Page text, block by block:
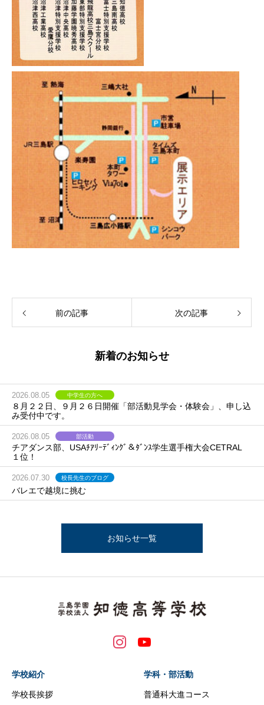
前の記事 次の記事
新着のお知らせ
2026.08.05 中学生の方へ
８月２２日、９月２６日開催「部活動見学会・体験会」、申し込
み受付中です。
2026.08.05 部活動
チアダンス部、USAﾁｱﾘｰﾃﾞｨﾝｸﾞ＆ﾀﾞﾝｽ学生選手権大会CETRAL
１位！
2026.07.30 校長先生のブログ
バレエで越境に挑む
お知らせ一覧
学校紹介
学校長挨拶
学科・部活動
普通科大進コース